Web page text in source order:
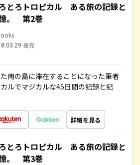
とろトロピカル ある旅の記録と
。 第2巻
発売
南の島に滞在することになった筆者
ルでマジカルな45日間の記録と記
詳細を見る
とろトロピカル ある旅の記録と
。 第3巻